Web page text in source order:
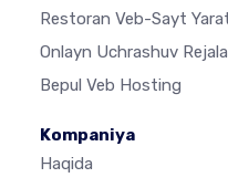
Restoran Veb-Sayt
Onlayn Uchrashuv
Bepul Veb Hosting
Kompaniya
Haqida